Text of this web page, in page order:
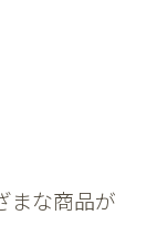
まな商品が